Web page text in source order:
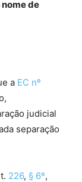
de
a EC nº
judicial
separação
226, § 6º,